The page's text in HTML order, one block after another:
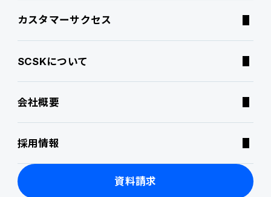
資料請求
サポートサービス
コラム
特集記事
ニュース・トピックス
製品関連動画
カスタマーサクセス
SCSKについて
会社概要
採用情報